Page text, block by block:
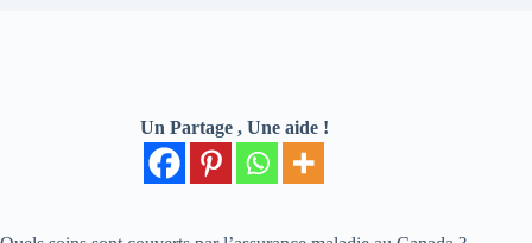
Un Partage , Une aide !